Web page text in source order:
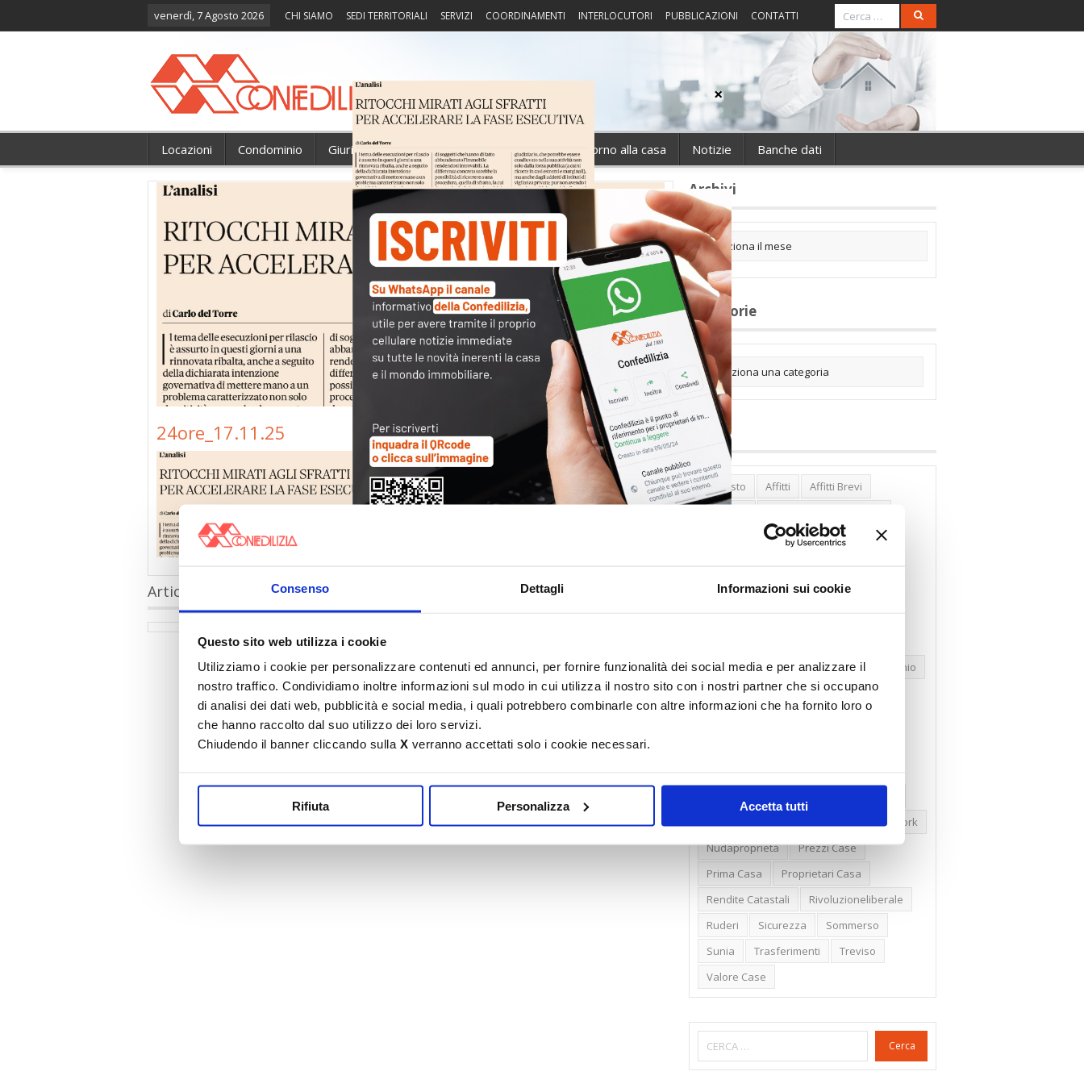
Consenso Dettagli Informazioni sui cookie
Questo sito web utilizza i cookie
Utilizziamo i cookie per personalizzare contenuti ed annunci, per fornire funzionalità dei social media e per analizzare il
nostro traffico. Condividiamo inoltre informazioni sul modo in cui utilizza il nostro sito con i nostri partner che si occupano
di analisi dei dati web, pubblicità e social media, i quali potrebbero combinarle con altre informazioni che ha fornito loro o
che hanno raccolto dal suo utilizzo dei loro servizi.
Chiudendo il banner cliccando sulla X verranno accettati solo i cookie necessari.
Rifiuta Personalizza Accetta tutti
venerdì, 7 Agosto 2026 CHI SIAMO SEDI TERRITORIALI SERVIZI COORDINAMENTI INTERLOCUTORI PUBBLICAZIONI CONTATTI
Locazioni Condominio Giurisprudenza Fisco Portierato Intorno alla casa Notizie Banche dati
24ore_17.11.25
Articoli collegati
Archivi
Categorie
30posto Affitti
Affitti Brevi
Banca Woolwich
Bilocali
Cambioabitazione
Carenza Alloggi
Compravendite Immobiliari
Condominio
Confcommercio
Confedilizia.EU
New York
Nudaproprietà
Prezzi Case
Prima Casa
Proprietari Casa
Rendite Catastali
Rivoluzioneliberale
Ruderi
Sicurezza
Sommerso
Sunia
Trasferimenti
Treviso
Valore Case
Cerca